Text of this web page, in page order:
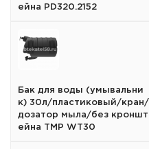
ейна PD320.2152
Бак для воды (умывальни
к) 30л/пластиковый/кран/
дозатор мыла/без кроншт
ейна TMP WT30